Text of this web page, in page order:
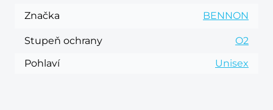
Značka BENNON
Stupeň ochrany
O2
Pohlaví
Unisex